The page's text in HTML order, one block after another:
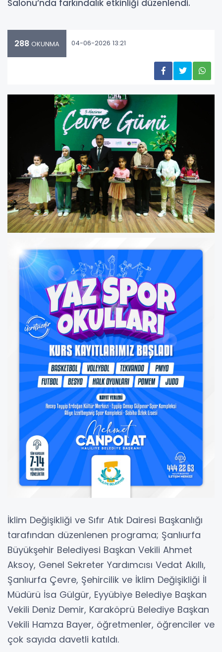
Salonu’nda farkındalık etkinliği düzenlendi.
288 OKUNMA 04-06-2026 13:21
İklim Değişikliği ve Sıfır Atık Dairesi Başkanlığı
tarafından düzenlenen programa; Şanlıurfa
Büyükşehir Belediyesi Başkan Vekili Ahmet
Aksoy, Genel Sekreter Yardımcısı Vedat Akıllı,
Şanlıurfa Çevre, Şehircilik ve İklim Değişikliği İl
Müdürü İsa Gülgür, Eyyübiye Belediye Başkan
Vekili Deniz Demir, Karaköprü Belediye Başkan
Vekili Hamza Bayer, öğretmenler, öğrenciler ve
çok sayıda davetli katıldı.